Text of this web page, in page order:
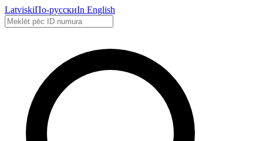
LatviskiПо-русскиIn English